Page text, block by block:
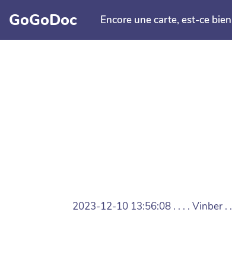
Aller au contenu principal
GoGoDoc Encore une carte, est-ce
2023-12-10 13:56:08 . . . . Vinber .